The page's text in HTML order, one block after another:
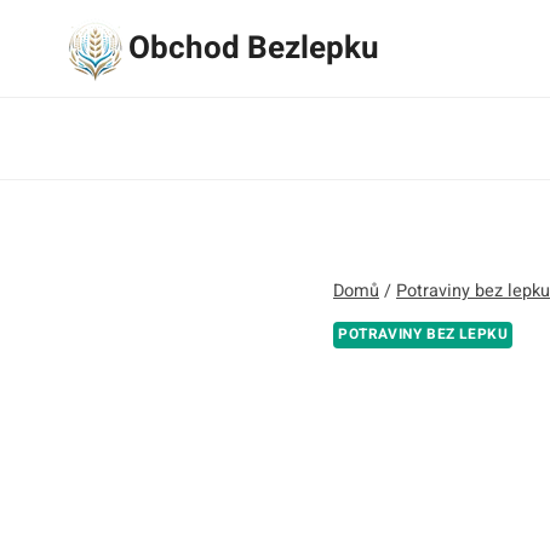
Obchod Bezlepku
Domů / Potraviny bez lepku
POTRAVINY BEZ LEPKU